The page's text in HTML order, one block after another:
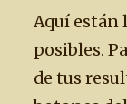
Aquí están
posibles.
de tus